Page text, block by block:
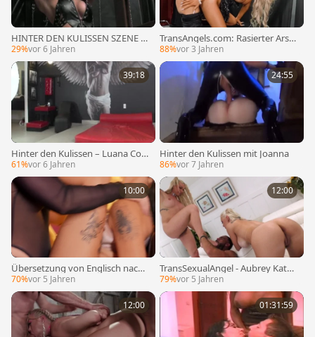
HINTER DEN KULISSEN SZENE B
TS
29%vor 6 Jahren
TransAngels.com: Rasierter Arsc
h von Masin Knox fickt im Kleid
88%vor 3 Jahren
39:18
Hinter den Kulissen – Luana Cost
a, Regie von Dom Garcia
61%vor 6 Jahren
24:55
Hinter den Kulissen mit Joanna
86%vor 7 Jahren
10:00
Übersetzung von Englisch nach
Deutsch:
70%vor 5 Jahren
12:00
TransSexualAngel - Aubrey Kate
Hardcore-Dreier-Szene
79%vor 5 Jahren
12:00 01:31:59